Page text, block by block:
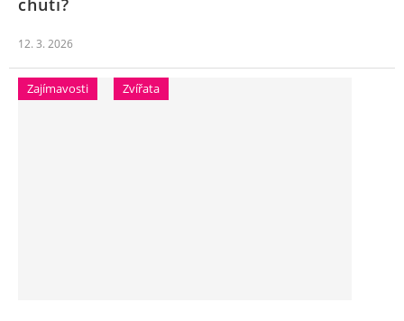
chuti?
12. 3. 2026
Zajímavosti Zvířata